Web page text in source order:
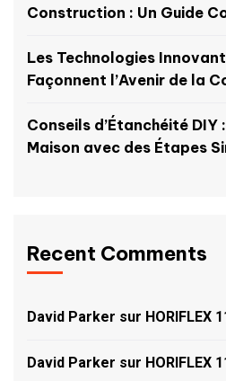
Construction : Un Guide
Les Technologies
Façonnent l’Avenir de la
Conseils d’Étanchéité
Maison avec des Étapes
Recent Comments
David Parker sur HORIFLEX
David Parker sur HORIFLEX